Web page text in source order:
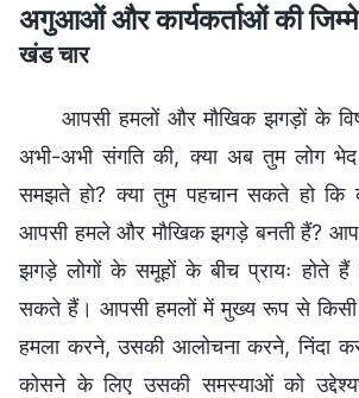
अगुआओं और कार्यकर्ताओं की
खंड चार
आपसी हमलों और मौखिक झगड़ों के
अभी-अभी संगति की, क्या अब तुम लोग भेद
समझते हो? क्या तुम पहचान सकते हो कि
आपसी हमले और मौखिक झगड़े बनती हैं?
झगड़े लोगों के समूहों के बीच प्रायः होते
सकते हैं। आपसी हमलों में मुख्य रूप से किसी
हमला करने, उसकी आलोचना करने, निंदा
कोसने के लिए उसकी समस्याओं को